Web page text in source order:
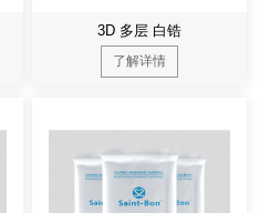
3D 多层 白锆
了解详情